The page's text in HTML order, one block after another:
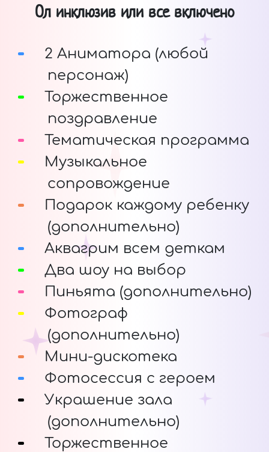
Ол инклюзив или все включено
2 Аниматора (любой
персонаж)
Торжественное
поздравление
Тематическая программа
Музыкальное
сопровождение
Подарок каждому ребенку
(дополнительно)
Аквагрим всем деткам
Два шоу на выбор
Пиньята (дополнительно)
Фотограф
(дополнительно)
Мини-дискотека
Фотосессия с героем
Украшение зала
(дополнительно)
Торжественное